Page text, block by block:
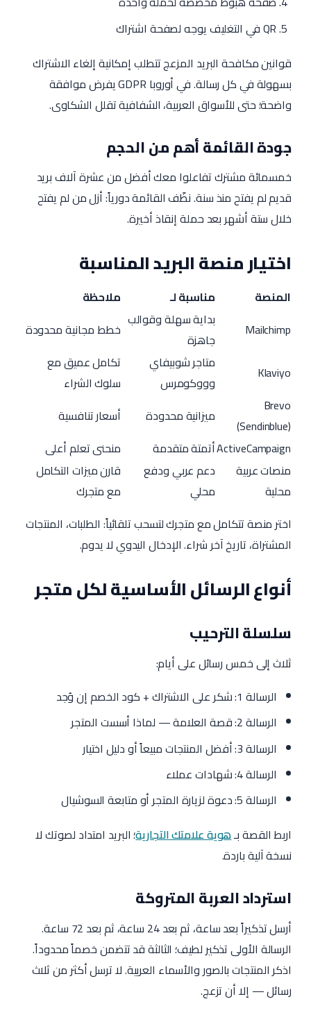
QR في التغليف يوجه لصفحة اشتراك
قوانين مكافحة البريد المزعج تتطلب إمكانية إلغاء الاشتراك
بسهولة في كل رسالة. في أوروبا GDPR يفرض موافقة
واضحة؛ حتى للأسواق العربية، الشفافية تقلل الشكاوى.
جودة القائمة أهم من الحجم
خمسمائة مشترك تفاعلوا معك أفضل من عشرة آلاف بريد
قديم لم يفتح منذ سنة. نظّف القائمة دورياً: أزل من لم يفتح
خلال ستة أشهر بعد حملة إنقاذ أخيرة.
اختيار منصة البريد المناسبة
المنصة مناسبة لـ
ملاحظة
Mailchimp
بداية سهلة وقوالب
جاهزة
خطط مجانية محدودة
Klaviyo
متاجر شوبيفاي
وووكومرس
تكامل عميق مع
سلوك الشراء
Brevo
(Sendinblue)
ميزانية محدودة
أسعار تنافسية
ActiveCampaignأتمتة متقدمة
منحنى تعلم أعلى
منصات عربية
محلية
دعم عربي ودفع
محلي
قارن ميزات التكامل
مع متجرك
اختر منصة تتكامل مع متجرك لتسحب تلقائياً: الطلبات، المنتجات
المشتراة، تاريخ آخر شراء. الإدخال اليدوي لا يدوم.
أنواع الرسائل الأساسية لكل متجر
سلسلة الترحيب
ثلاث إلى خمس رسائل على أيام:
الرسالة 1: شكر على الاشتراك + كود الخصم إن وُجد
الرسالة 2: قصة العلامة — لماذا أسست المتجر
الرسالة 3: أفضل المنتجات مبيعاً أو دليل اختيار
الرسالة 4: شهادات عملاء
الرسالة 5: دعوة لزيارة المتجر أو متابعة السوشيال
اربط القصة بـهوية علامتك التجارية؛ البريد امتداد لصوتك لا
نسخة آلية باردة.
استرداد العربة المتروكة
أرسل تذكيراً بعد ساعة، ثم بعد 24 ساعة، ثم بعد 72 ساعة.
الرسالة الأولى تذكير لطيف؛ الثالثة قد تتضمن خصماً محدوداً.
اذكر المنتجات بالصور والأسماء العربية. لا ترسل أكثر من ثلاث
رسائل — إلا أن تزعج.